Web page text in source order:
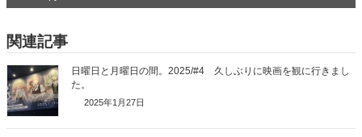
関連記事
日曜日と月曜日の間。2025/#4 久しぶりに映画を観に行きまし
た。
2025年1月27日